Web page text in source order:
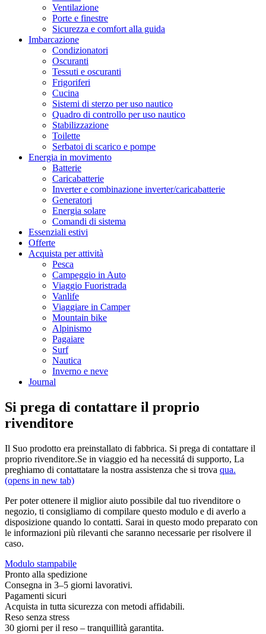
Ventilazione
Porte e finestre
Sicurezza e comfort alla guida
Imbarcazione
Condizionatori
Oscuranti
Tessuti e oscuranti
Frigoriferi
Cucina
Sistemi di sterzo per uso nautico
Quadro di controllo per uso nautico
Stabilizzazione
Toilette
Serbatoi di scarico e pompe
Energia in movimento
Batterie
Caricabatterie
Inverter e combinazione inverter/caricabatterie
Generatori
Energia solare
Comandi di sistema
Essenziali estivi
Offerte
Acquista per attività
Pesca
Campeggio in Auto
Viaggio Fuoristrada
Vanlife
Viaggiare in Camper
Mountain bike
Alpinismo
Pagaiare
Surf
Nautica
Inverno e neve
Journal
Si prega di contattare il proprio
rivenditore
Il Suo prodotto era preinstallato di fabbrica. Si prega di contattare il
proprio rivenditore.Se in viaggio ed ha necessitá di supporto, La
preghiamo di contattatare la nostra assistenza che si trova qua.
(opens in new tab)
Per poter ottenere il miglior aiuto possibile dal tuo rivenditore o
negozio, ti consigliamo di compilare questo modulo e di averlo a
disposizione quando lo contatti. Sarai in questo modo preparato con
le informazioni più rilevanti che saranno necessarie per risolvere il
caso.
Modulo stampabile
Pronto alla spedizione
Consegna in 3–5 giorni lavorativi.
Pagamenti sicuri
Acquista in tutta sicurezza con metodi affidabili.
Reso senza stress
30 giorni per il reso – tranquillità garantita.